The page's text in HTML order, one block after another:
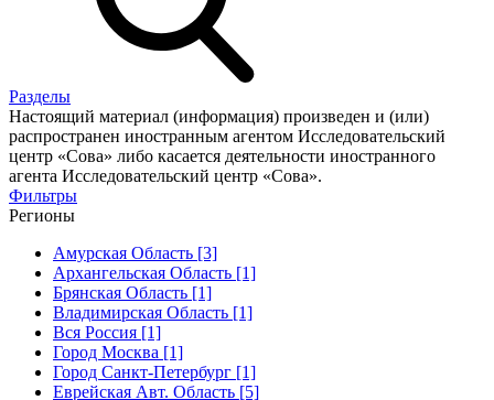
Разделы
Настоящий материал (информация) произведен и (или)
распространен иностранным агентом Исследовательский
центр «Сова» либо касается деятельности иностранного
агента Исследовательский центр «Сова».
Фильтры
Регионы
Амурская Область [3]
Архангельская Область [1]
Брянская Область [1]
Владимирская Область [1]
Вся Россия [1]
Город Москва [1]
Город Санкт-Петербург [1]
Еврейская Авт. Область [5]